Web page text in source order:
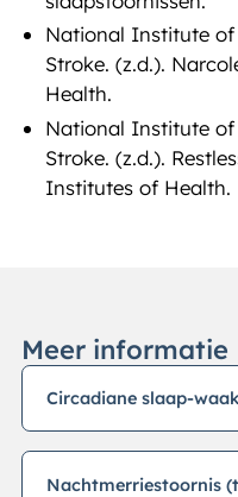
National Institute
Stroke. (z.d.).
Health.
National Institute
Stroke. (z.d.).
Institutes of Health.
Meer informatie
Circadiane slaap-
Nachtmerriestoornis